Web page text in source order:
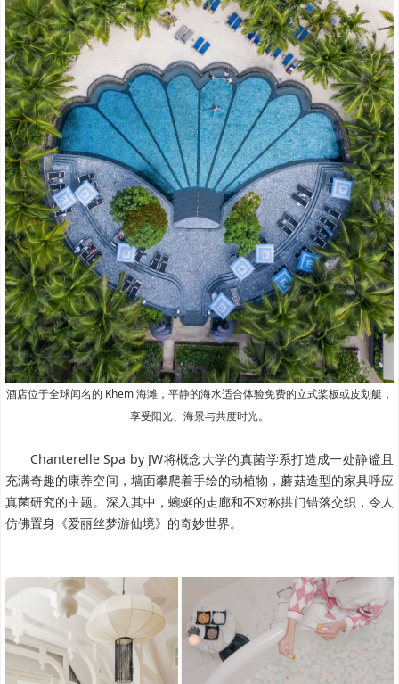
酒店位于全球闻名的 Khem 海滩，平静的海水适合体验免费的立式桨板或皮划艇，
享受阳光、海景与共度时光。
Chanterelle Spa by JW将概念大学的真菌学系打造成一处静谧且
充满奇趣的康养空间，墙面攀爬着手绘的动植物，蘑菇造型的家具呼应
真菌研究的主题。深入其中，蜿蜒的走廊和不对称拱门错落交织，令人
仿佛置身《爱丽丝梦游仙境》的奇妙世界。